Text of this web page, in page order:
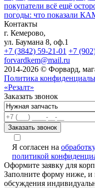
покупатели всё ещё
погоды: что показали
Контакты
г. Кемерово,
ул. Баумана 8, оф.1
+7 (3842) 59-21-01 +7
forvardkem@mail.ru
2014-2026 © Форвард,
Политика
«Резалт»
Заказать звонок
Я согласен на
политикой
Оформите заявку для
Заполните форму ниже, и
обсуждения